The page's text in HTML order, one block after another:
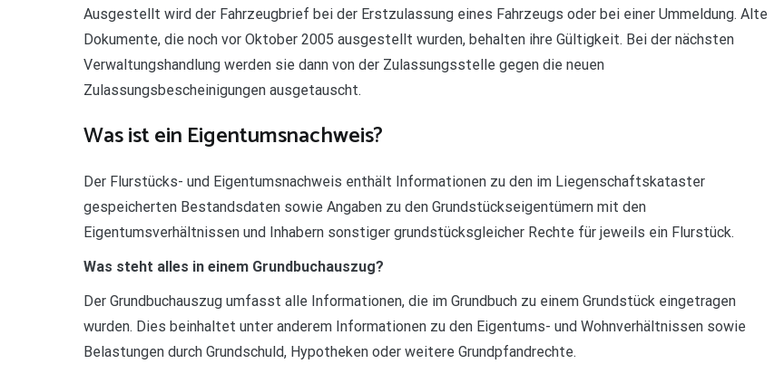
Ausgestellt wird der Fahrzeugbrief bei der Erstzulassung eines Fahrzeugs oder bei einer Ummeldung. Alte
Dokumente, die noch vor Oktober 2005 ausgestellt wurden, behalten ihre Gültigkeit. Bei der nächsten
Verwaltungshandlung werden sie dann von der Zulassungsstelle gegen die neuen
Zulassungsbescheinigungen ausgetauscht.
Was ist ein Eigentumsnachweis?
Der Flurstücks- und Eigentumsnachweis enthält Informationen zu den im Liegenschaftskataster
gespeicherten Bestandsdaten sowie Angaben zu den Grundstückseigentümern mit den
Eigentumsverhältnissen und Inhabern sonstiger grundstücksgleicher Rechte für jeweils ein Flurstück.
Was steht alles in einem Grundbuchauszug?
Der Grundbuchauszug umfasst alle Informationen, die im Grundbuch zu einem Grundstück eingetragen
wurden. Dies beinhaltet unter anderem Informationen zu den Eigentums- und Wohnverhältnissen sowie
Belastungen durch Grundschuld, Hypotheken oder weitere Grundpfandrechte.